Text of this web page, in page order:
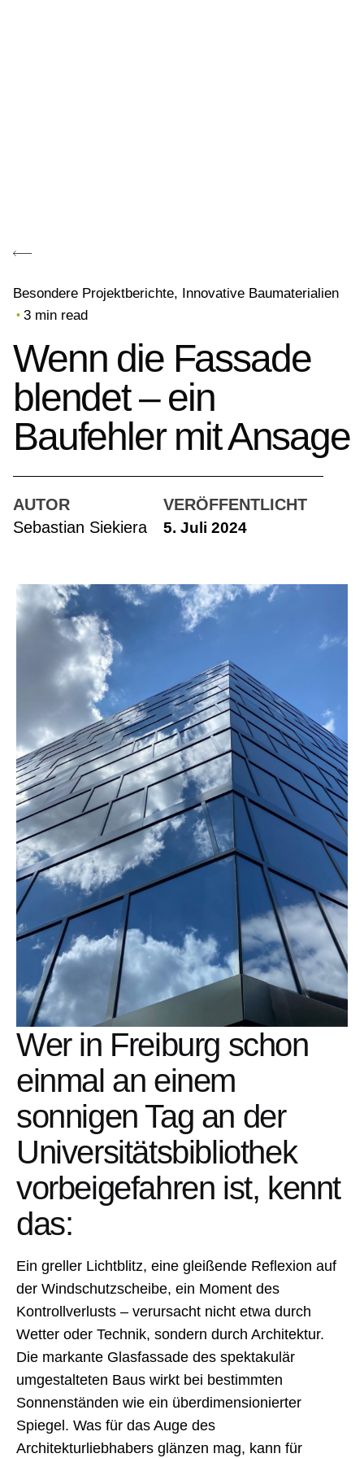
Besondere Projektberichte Innovative Baumaterialien
3 min read
Wenn die Fassade
blendet – ein
Baufehler mit Ansage
AUTOR
Sebastian Siekiera
VERÖFFENTLICHT
5. Juli 2024
Wer in Freiburg schon
einmal an einem
sonnigen Tag an der
Universitätsbibliothek
vorbeigefahren ist, kennt
das:
Ein greller Lichtblitz, eine gleißende Reflexion auf
der Windschutzscheibe, ein Moment des
Kontrollverlusts – verursacht nicht etwa durch
Wetter oder Technik, sondern durch Architektur.
Die markante Glasfassade des spektakulär
umgestalteten Baus wirkt bei bestimmten
Sonnenständen wie ein überdimensionierter
Spiegel. Was für das Auge des
Architekturliebhabers glänzen mag, kann für